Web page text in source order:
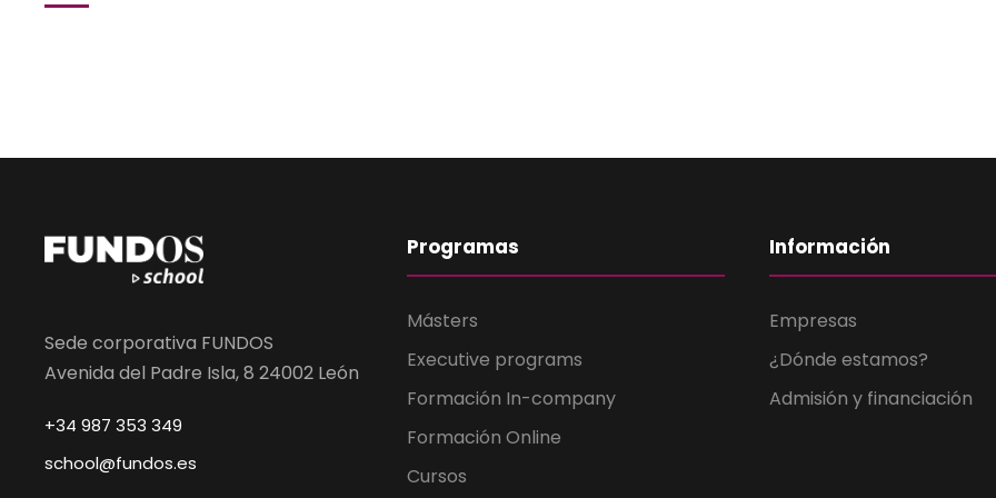
Sede corporativa FUNDOS
Avenida del Padre Isla, 8 24002 León
+34 987 353 349
school@fundos.es
Programas
Másters
Executive programs
Formación In-company
Formación Online
Cursos
Información
Empresas
¿Dónde estamos?
Admisión y financiación